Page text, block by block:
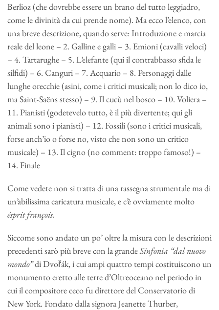
Berlioz (che dovrebbe essere un brano del tutto leggiadro,
come le divinità da cui prende nome). Ma ecco l’elenco, con
una breve descrizione, quando serve: Introduzione e marcia
reale del leone – 2. Galline e galli – 3. Emioni (cavalli veloci)
– 4. Tartarughe – 5. L’elefante (qui il contrabbasso sfida le
silfidi) – 6. Canguri – 7. Acquario – 8. Personaggi dalle
lunghe orecchie (asini, come i critici musicali; non lo dico io,
ma Saint-Saëns stesso) – 9. Il cucù nel bosco – 10. Voliera –
11. Pianisti (godetevelo tutto, è il più divertente; qui gli
animali sono i pianisti) – 12. Fossili (sono i critici musicali,
forse anch’io o forse no, visto che non sono un critico
musicale) – 13. Il cigno (no comment: troppo famoso!) –
14. Finale
Come vedete non si tratta di una rassegna strumentale ma di
un’abilissima caricatura musicale, e c’è ovviamente molto
ésprit françois.
Siccome sono andato un po’ oltre la misura con le descrizioni
precedenti sarò più breve con la grandeSinfonia “dal nuovo
mondo”di Dvořák, i cui ampi quattro tempi costituiscono un
monumento eretto alle terre d’Oltreoceano nel periodo in
cui il compositore ceco fu direttore del Conservatorio di
New York. Fondato dalla signora Jeanette Thurber,